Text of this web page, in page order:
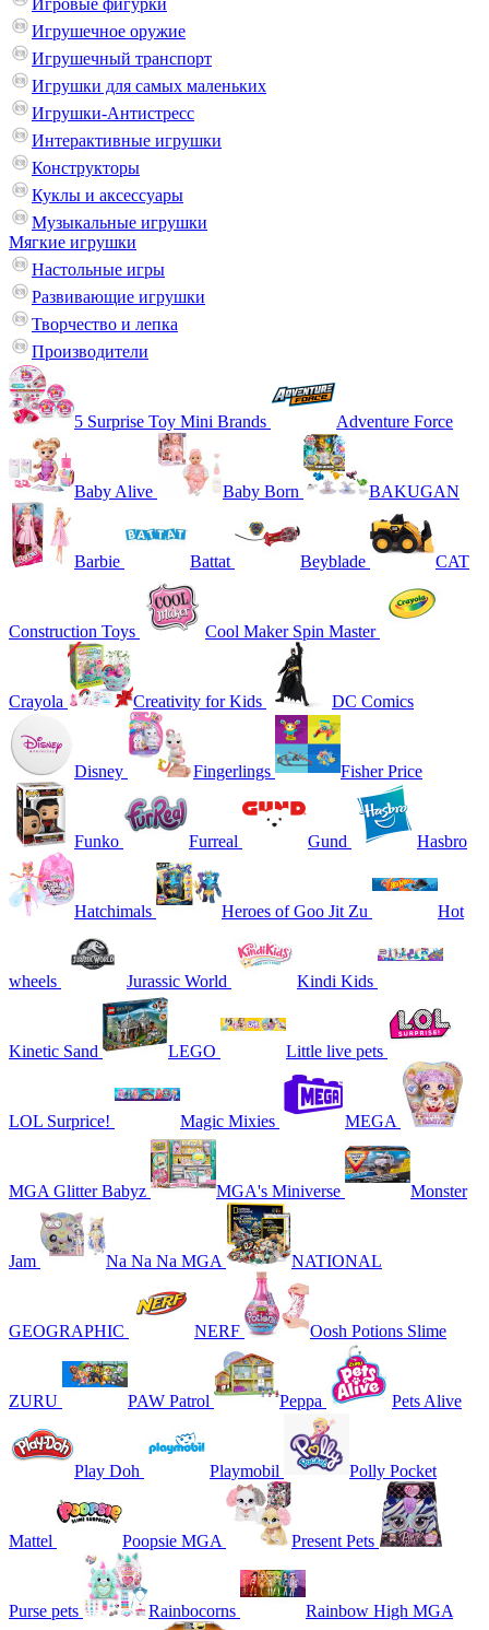
Игровые фигурки
Игрушечное оружие
Игрушечный транспорт
Игрушки для самых маленьких
Игрушки-Антистресс
Интерактивные игрушки
Конструкторы
Куклы и аксессуары
Музыкальные игрушки
Мягкие игрушки
Настольные игры
Развивающие игрушки
Творчество и лепка
Производители
5 Surprise Toy Mini Brands Adventure Force
Baby Alive Baby Born BAKUGAN
Barbie Battat Beyblade CAT
Construction Toys Cool Maker Spin Master
Crayola Creativity for Kids DC Comics
Disney Fingerlings Fisher Price
Funko Furreal Gund Hasbro
Hatchimals Heroes of Goo Jit Zu Hot
wheels Jurassic World Kindi Kids
Kinetic Sand LEGO Little live pets
LOL Surprice! Magic Mixies MEGA
MGA Glitter Babyz MGA's Miniverse Monster
Jam Na Na Na MGA NATIONAL
GEOGRAPHIC NERF Oosh Potions Slime
ZURU PAW Patrol Peppa Pets Alive
Play Doh Playmobil Polly Pocket
Mattel Poopsie MGA Present Pets
Purse pets Rainbocorns Rainbow High MGA